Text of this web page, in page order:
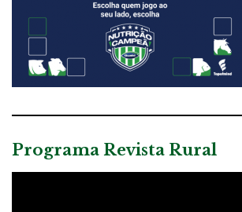
Programa Revista Rural